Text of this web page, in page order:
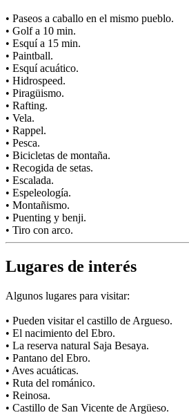
• Paseos a caballo en el mismo pueblo.
• Golf a 10 min.
• Esquí a 15 min.
• Paintball.
• Esquí acuático.
• Hidrospeed.
• Piragüismo.
• Rafting.
• Vela.
• Rappel.
• Pesca.
• Bicicletas de montaña.
• Recogida de setas.
• Escalada.
• Espeleología.
• Montañismo.
• Puenting y benji.
• Tiro con arco.
Lugares de interés
Algunos lugares para visitar:
• Pueden visitar el castillo de Argueso.
• El nacimiento del Ebro.
• La reserva natural Saja Besaya.
• Pantano del Ebro.
• Aves acuáticas.
• Ruta del románico.
• Reinosa.
• Castillo de San Vicente de Argüeso.